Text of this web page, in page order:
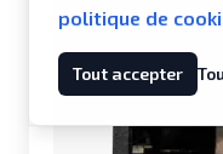
politique de
Tout accepter